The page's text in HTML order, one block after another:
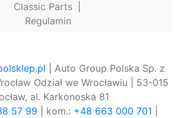
Classic Parts
Regulamin
| Auto Group Polska Sp. z
Odział we Wrocławiu | 53-015
al. Karkonoska 81
57 99 | kom.: +48 663 000 701